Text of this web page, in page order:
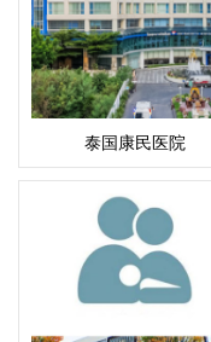
泰国康民医院
(Bumrungrad)